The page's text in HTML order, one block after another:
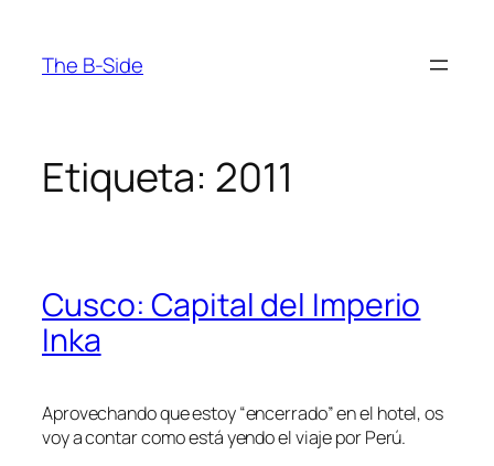
contenido
The B-Side
Etiqueta: 2011
Cusco: Capital del Imperio
Inka
Aprovechando que estoy “encerrado” en el hotel, os
voy a contar como está yendo el viaje por Perú.